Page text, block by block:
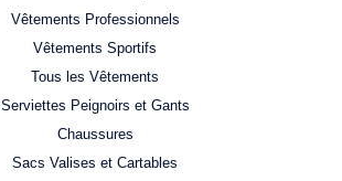
Vêtements Professionnels
Vêtements Sportifs
Tous les Vêtements
Serviettes Peignoirs et Gants
Chaussures
Sacs Valises et Cartables